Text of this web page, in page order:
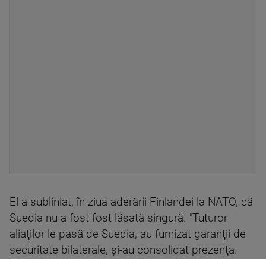
El a subliniat, în ziua aderării Finlandei la NATO, că
Suedia nu a fost fost lăsată singură. "Tuturor
aliaţilor le pasă de Suedia, au furnizat garanţii de
securitate bilaterale, şi-au consolidat prezenţa.